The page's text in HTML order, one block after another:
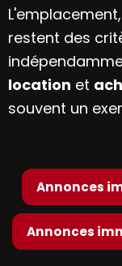
restent des
location et
souvent un
Annonces
Annonces